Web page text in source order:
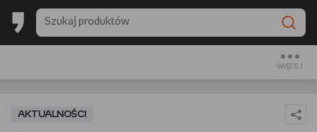
WIĘCEJ
BACK TO SCHOOL
AKTUALNOŚCI